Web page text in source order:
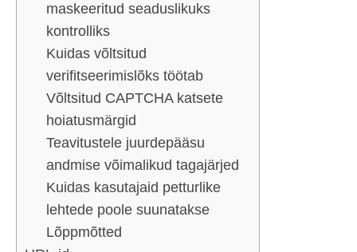
maskeeritud seaduslikuks
kontrolliks
Kuidas võltsitud
verifitseerimislõks töötab
Võltsitud CAPTCHA katsete
hoiatusmärgid
Teavitustele juurdepääsu
andmise võimalikud tagajärjed
Kuidas kasutajaid petturlike
lehtede poole suunatakse
Lõppmõtted